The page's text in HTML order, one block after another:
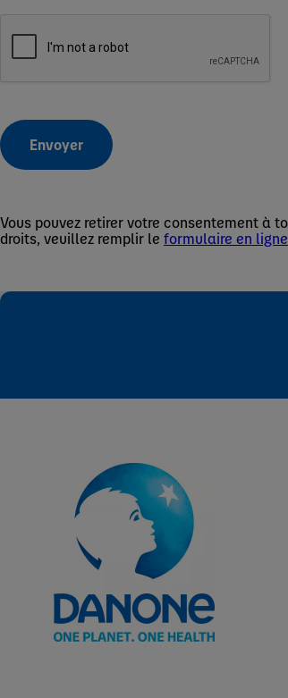
Envoyer
Vous pouvez retirer votre consentement à
droits, veuillez remplir le formulaire en ligne